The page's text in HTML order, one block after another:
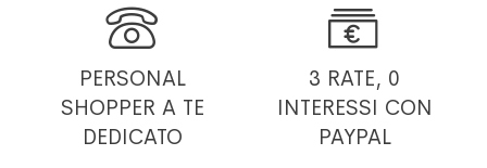

PERSONAL
SHOPPER A TE
DEDICATO

3 RATE, 0
INTERESSI CON
PAYPAL